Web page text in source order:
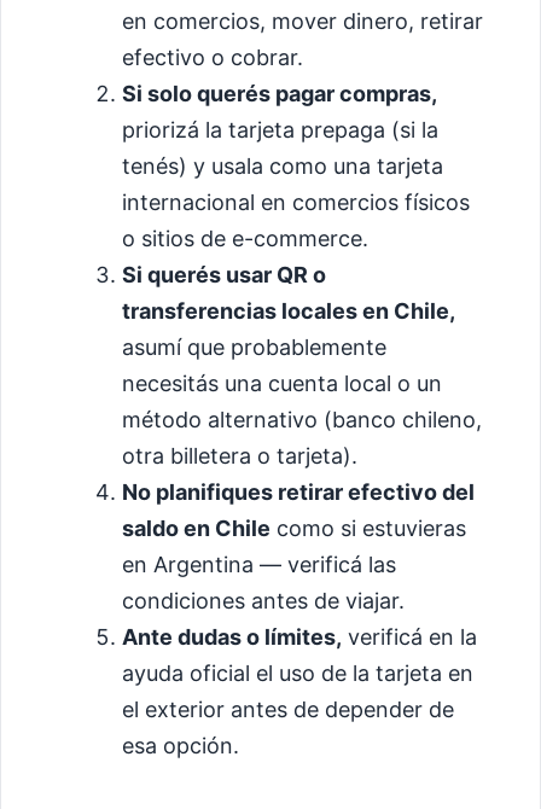
en comercios, mover dinero, retirar
efectivo o cobrar.
Si solo querés pagar compras,
priorizá la tarjeta prepaga (si la
tenés) y usala como una tarjeta
internacional en comercios físicos
o sitios de e-commerce.
Si querés usar QR o
transferencias locales en Chile,
asumí que probablemente
necesitás una cuenta local o un
método alternativo (banco chileno,
otra billetera o tarjeta).
No planifiques retirar efectivo del
saldo en Chile como si estuvieras
en Argentina — verificá las
condiciones antes de viajar.
Ante dudas o límites, verificá en la
ayuda oficial el uso de la tarjeta en
el exterior antes de depender de
esa opción.